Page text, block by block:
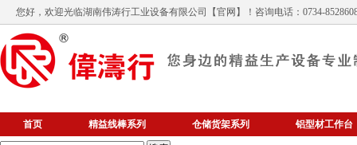
您好，欢迎光临湖南伟涛行工业设备有限公司 【官网】！咨询电话：0734-
首页 精益线棒系列 仓储货架系列 铝型材工作台